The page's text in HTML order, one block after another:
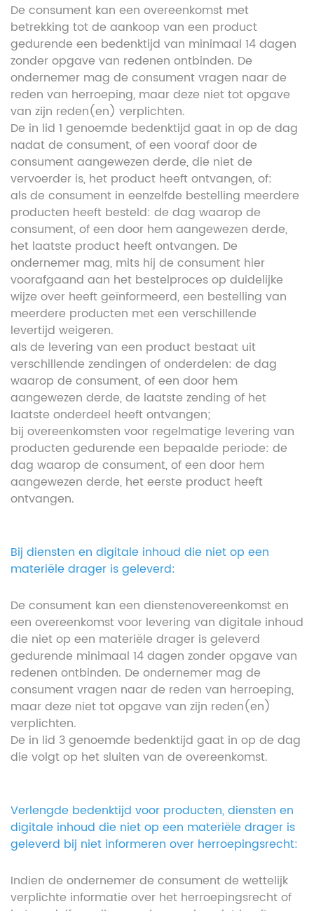
De consument kan een overeenkomst met
betrekking tot de aankoop van een product
gedurende een bedenktijd van minimaal 14 dagen
zonder opgave van redenen ontbinden. De
ondernemer mag de consument vragen naar de
reden van herroeping, maar deze niet tot opgave
van zijn reden(en) verplichten.
De in lid 1 genoemde bedenktijd gaat in op de dag
nadat de consument, of een vooraf door de
consument aangewezen derde, die niet de
vervoerder is, het product heeft ontvangen, of:
als de consument in eenzelfde bestelling meerdere
producten heeft besteld: de dag waarop de
consument, of een door hem aangewezen derde,
het laatste product heeft ontvangen. De
ondernemer mag, mits hij de consument hier
voorafgaand aan het bestelproces op duidelijke
wijze over heeft geïnformeerd, een bestelling van
meerdere producten met een verschillende
levertijd weigeren.
als de levering van een product bestaat uit
verschillende zendingen of onderdelen: de dag
waarop de consument, of een door hem
aangewezen derde, de laatste zending of het
laatste onderdeel heeft ontvangen;
bij overeenkomsten voor regelmatige levering van
producten gedurende een bepaalde periode: de
dag waarop de consument, of een door hem
aangewezen derde, het eerste product heeft
ontvangen.
Bij diensten en digitale inhoud die niet op een
materiële drager is geleverd:
De consument kan een dienstenovereenkomst en
een overeenkomst voor levering van digitale inhoud
die niet op een materiële drager is geleverd
gedurende minimaal 14 dagen zonder opgave van
redenen ontbinden. De ondernemer mag de
consument vragen naar de reden van herroeping,
maar deze niet tot opgave van zijn reden(en)
verplichten.
De in lid 3 genoemde bedenktijd gaat in op de dag
die volgt op het sluiten van de overeenkomst.
Verlengde bedenktijd voor producten, diensten en
digitale inhoud die niet op een materiële drager is
geleverd bij niet informeren over herroepingsrecht:
Indien de ondernemer de consument de wettelijk
verplichte informatie over het herroepingsrecht of